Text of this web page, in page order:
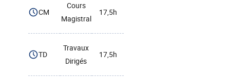
CM
Cours
Magistral
17,5h
TD
Travaux
Dirigés
17,5h